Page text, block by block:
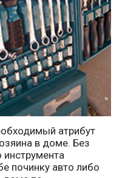
атрибут
в доме. Без
инструмента
починку авто либо